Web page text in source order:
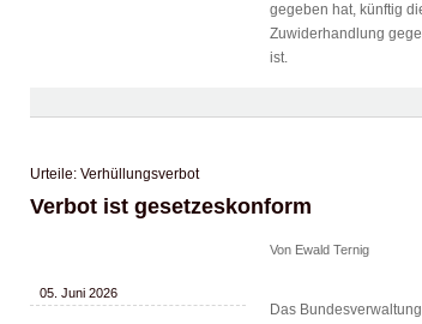
gegeben hat, künftig
Zuwiderhandlung
ist.
Urteile: Verhüllungsverbot
Verbot ist gesetzeskonform
05. Juni 2026
Von Ewald Ternig
Das